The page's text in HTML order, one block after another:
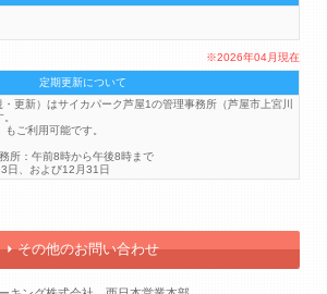
※2026年04月現在
定期更新について
更新）はサイカパーク芦屋1の管理事務所（芦屋市上宮川
ご利用可能です。
所：午前8時から午後8時まで
日、および12月31日
その他のお問い合わせ